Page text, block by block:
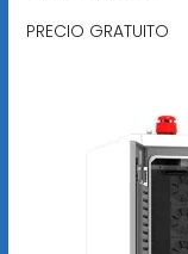
PRECIO GRATUITO